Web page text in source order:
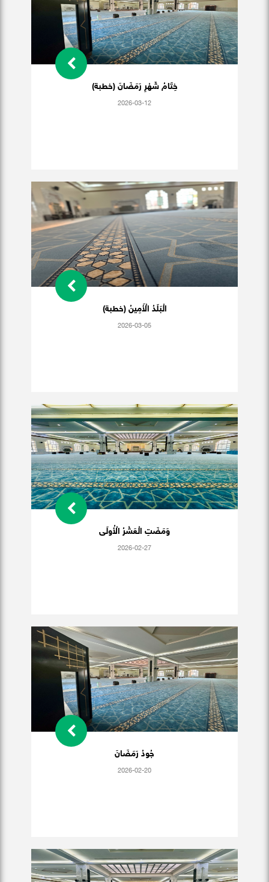
خِتَامُ شَهْرِ رَمَضَانَ (خطبة)
2026-03-12
الْبَلَدُ الْأَمِينُ (خطبة)
2026-03-05
وَمَضَتِ الْعَشْرُ الْأُولَى
2026-02-27
جُودُ رَمَضَانَ
2026-02-20